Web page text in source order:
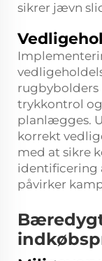
sikrer jævn
rugbybolders
trykkontrol
planlægges.
korrekt
med at sikre
identificering
påvirker